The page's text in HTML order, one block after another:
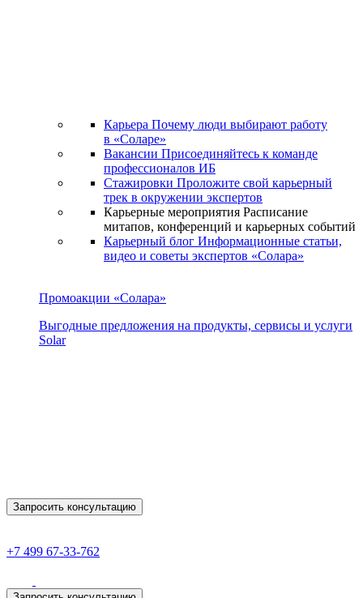
Карьера Почему люди выбирают работу
в «Соларе»
Вакансии Присоединяйтесь к команде
профессионалов ИБ
Стажировки Проложите свой карьерный
трек в окружении экспертов
Карьерные мероприятия Расписание
митапов, конференций и карьерных событий
Карьерный блог Информационные статьи,
видео и советы экспертов «Солара»
Промоакции «Солара»
Выгодные предложения на продукты, сервисы и услуги
Solar
Запросить консультацию
+7 499 67-33-762